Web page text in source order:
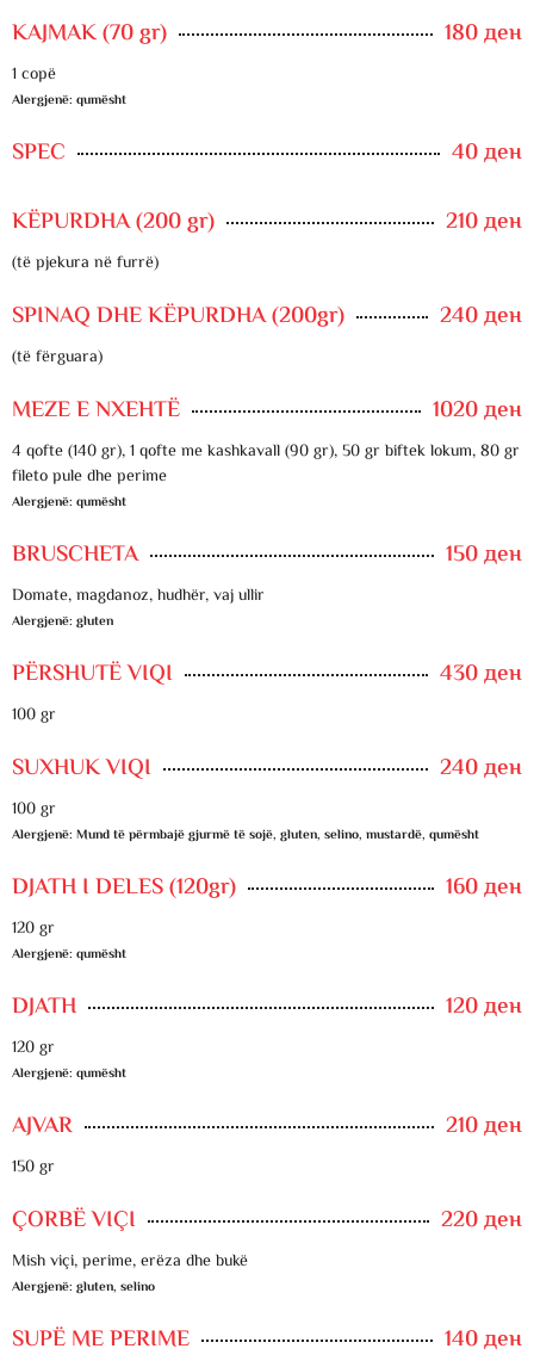
KAJMAK (70 gr) 180 ден
1 copë
Alergjenë: qumësht
SPEC
40 ден
KËPURDHA (200 gr)
210 ден
(të pjekura në furrë)
SPINAQ DHE KËPURDHA (200gr) 240 ден
(të fërguara)
MEZE E NXEHTË 1020 ден
4 qofte (140 gr), 1 qofte me kashkavall (90 gr), 50 gr biftek lokum, 80 gr
fileto pule dhe perime
Alergjenë: qumësht
BRUSCHETA 150 ден
Domate, magdanoz, hudhër, vaj ullir
Alergjenë: gluten
PËRSHUTË VIQI 430 ден
100 gr
SUXHUK VIQI 240 ден
100 gr
Alergjenë: Mund të përmbajë gjurmë të sojë, gluten, selino, mustardë, qumësht
DJATH I DELES (120gr) 160 ден
120 gr
Alergjenë: qumësht
DJATH 120 ден
120 gr
Alergjenë: qumësht
AJVAR 210 ден
150 gr
ÇORBË VIÇI 220 ден
Mish viçi, perime, erëza dhe bukë
Alergjenë: gluten, selino
SUPË ME PERIME 140 ден